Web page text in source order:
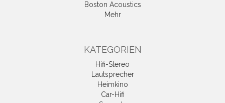
Boston Acoustics
Mehr
KATEGORIEN
Hifi-Stereo
Lautsprecher
Heimkino
Car-Hifi